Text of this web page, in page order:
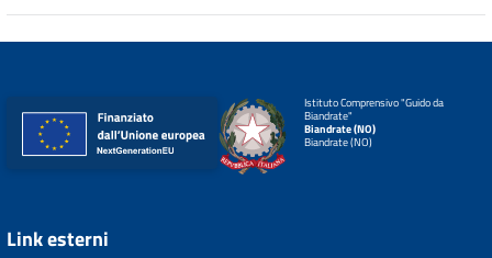
Istituto Comprensivo "Guido da
Biandrate"
Biandrate (NO)
Biandrate (NO)
Link esterni